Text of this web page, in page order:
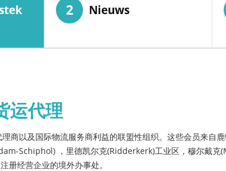
2 Nieuws
运代理
理商以及国际物流服务商利益的联盟性组织。这些会员来
Schiphol) ，里德凯尔克(Ridderkerk)工业区，穆尔戴
册经营企业的境外办事处。